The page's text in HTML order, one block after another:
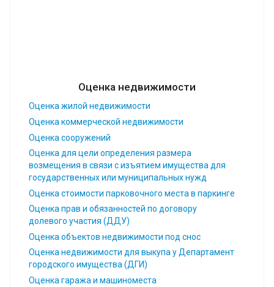
Оценка недвижимости
Оценка жилой недвижимости
Оценка коммерческой недвижимости
Оценка сооружений
Оценка для цели определения размера
возмещения в связи с изъятием имущества для
государственных или муниципальных нужд
Оценка стоимости парковочного места в паркинге
Оценка прав и обязанностей по договору
долевого участия (ДДУ)
Оценка объектов недвижимости под снос
Оценка недвижимости для выкупа у Департамент
городского имущества (ДГИ)
Оценка гаража и машиноместа